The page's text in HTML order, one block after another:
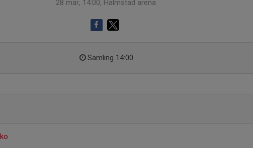
28 mar, 14:00, Halmstad arena
Samling 14:00